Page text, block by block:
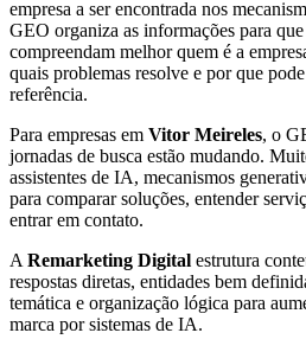
empresa a ser encontrada nos
GEO organiza as informações para
compreendam melhor quem é a
quais problemas resolve e por que
referência.
Para empresas em Vitor Meireles, o
jornadas de busca estão mudando.
assistentes de IA, mecanismos
para comparar soluções, entender
entrar em contato.
A Remarketing Digital estrutura
respostas diretas, entidades bem
temática e organização lógica para
marca por sistemas de IA.